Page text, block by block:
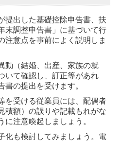
提出した基礎控除申告書、扶
末調整申告書」に基づいて行
注意点を事前によく説明しま
動（結婚、出産、家族の就
いて確認し、訂正等があれ
書の提出を受けます。
を受ける従業員には、配偶者
積額）の誤りや記載もれがな
に注意喚起しましょう。
化も検討してみましょう。電